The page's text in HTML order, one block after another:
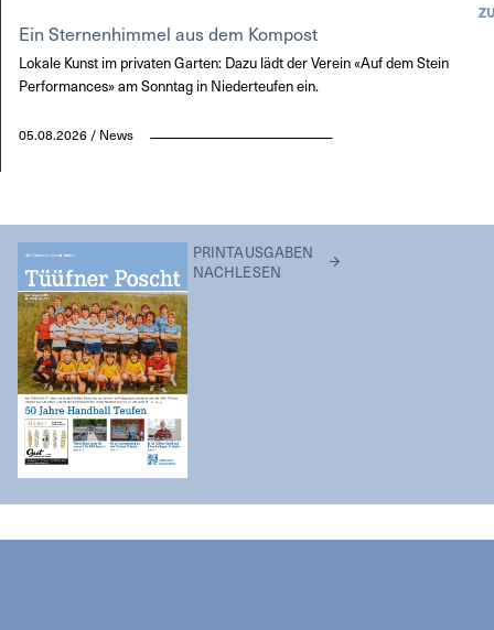
Ein Sternenhimmel aus dem Kompost
Lokale Kunst im privaten Garten: Dazu lädt der Verein «Auf dem Stein
Performances» am Sonntag in Niederteufen ein.
05.08.2026 / News
PRINTAUSGABEN
NACHLESEN